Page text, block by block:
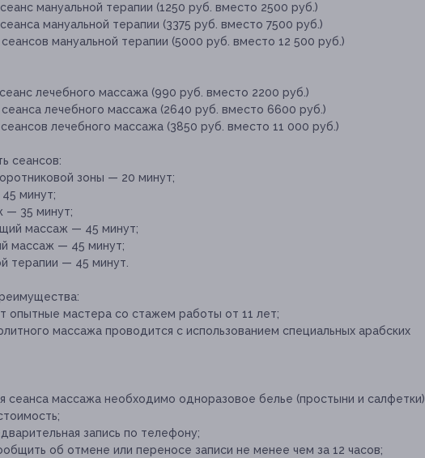
мануальной терапии (1250 руб. вместо 2500 руб.)
мануальной терапии (3375 руб. вместо 7500 руб.)
мануальной терапии (5000 руб. вместо 12 500 руб.)
лечебного массажа (990 руб. вместо 2200 руб.)
лечебного массажа (2640 руб. вместо 6600 руб.)
лечебного массажа (3850 руб. вместо 11 000 руб.)
сеансов:
зоны — 20 минут;
минут;
— 35 минут;
массаж — 45 минут;
массаж — 45 минут;
терапии — 45 минут.
опытные мастера со стажем работы от 11 лет;
массажа проводится с использованием специальных арабских
сеанса массажа необходимо одноразовое белье (простыни и салфетки),
запись по телефону;
об отмене или переносе записи не менее чем за 12 часов;